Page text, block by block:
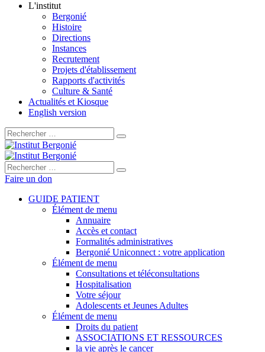
L'institut
Bergonié
Histoire
Directions
Instances
Recrutement
Projets d'établissement
Rapports d'activités
Culture & Santé
Actualités et Kiosque
English version
Rechercher :
Rechercher :
Faire un don
GUIDE PATIENT
Élément de menu
Annuaire
Accès et contact
Formalités administratives
Bergonié Uniconnect : votre application
Élément de menu
Consultations et téléconsultations
Hospitalisation
Votre séjour
Adolescents et Jeunes Adultes
Élément de menu
Droits du patient
ASSOCIATIONS ET RESSOURCES
la vie après le cancer